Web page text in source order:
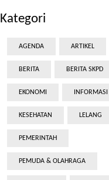
Kategori
AGENDA ARTIKEL
BERITA BERITA SKPD
EKONOMI INFORMASI
KESEHATAN LELANG
PEMERINTAH
PEMUDA & OLAHRAGA